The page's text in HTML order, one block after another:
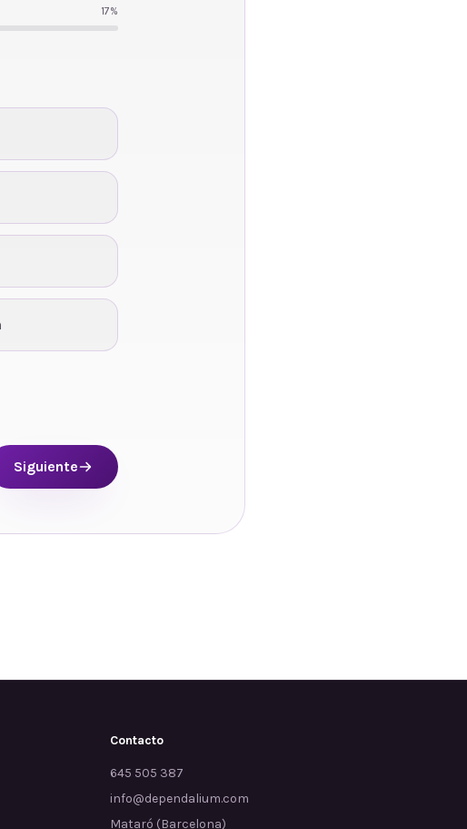
17%
Siguiente
Contacto
645 505 387
info@dependalium.com
Mataró (Barcelona)